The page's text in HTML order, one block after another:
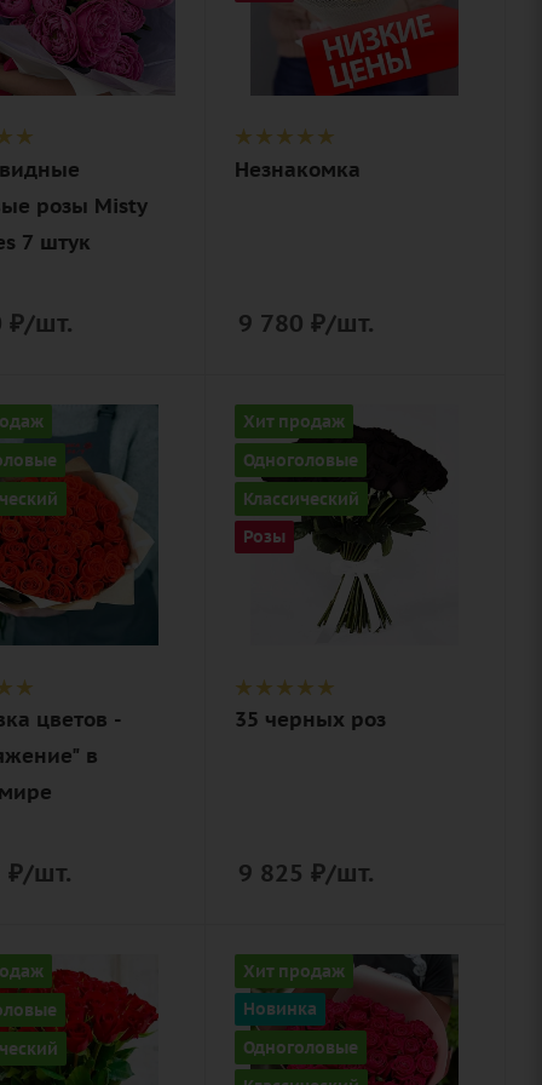
розы Misty
7 штук
₽/шт.
Описание
роза, лента,
дизайнерская
упаковка
Незнакомка
9 780 ₽/шт.
цветов -
в
₽/шт.
Хит продаж
Одноголовые
Классический
Розы
Количество
35
Цвет
черный
Описание
роза, лента,
(флористическая
краска)
35 черных роз
9 825 ₽/шт.
Хит продаж
Новинка
Одноголовые
Количество
31
Цвет
алый,